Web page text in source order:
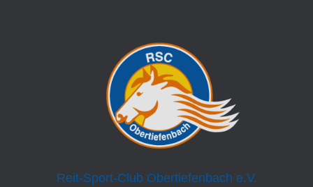
Reit-Sport-Club Obertiefenbach e.V.